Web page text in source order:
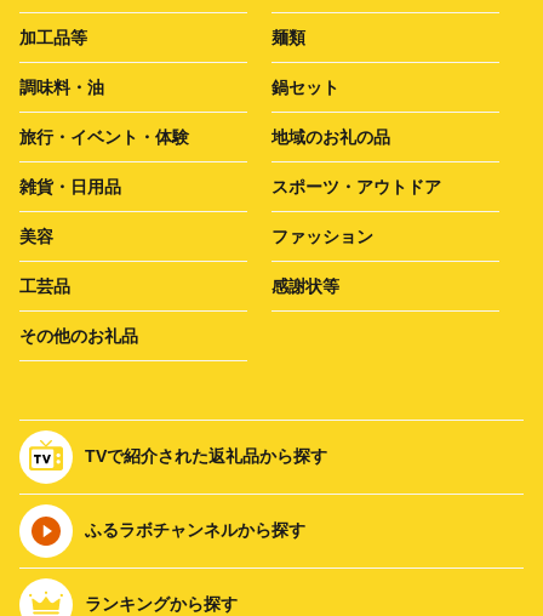
加工品等 麺類
調味料・油 鍋セット
旅行・イベント・体験 地域のお礼の品
雑貨・日用品 スポーツ・アウトドア
美容 ファッション
工芸品 感謝状等
その他のお礼品
TVで紹介された返礼品から探す
ふるラボチャンネルから探す
ランキングから探す